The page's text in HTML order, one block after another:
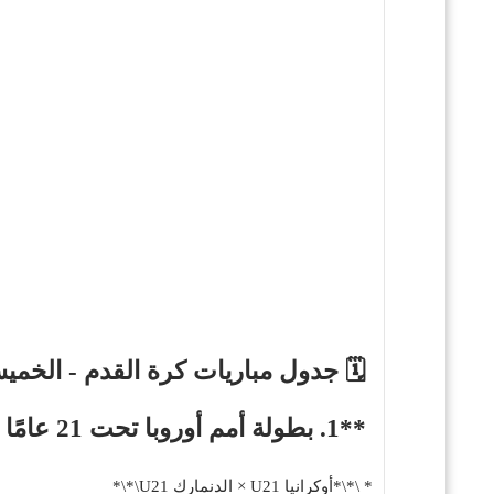
🗓️ جدول مباريات كرة القدم - الخميس 12 يونيو
**1. بطولة أمم أوروبا تحت 21 عامًا (UEFA U21 Euros) – المجموعة B**
* \*\*أوكرانيا U21 × الدنمارك U21\*\*